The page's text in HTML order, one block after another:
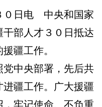
日电 中央和国家
部人才３０日抵达
疆工作。
中央部署，先后共
疆工作。广大援疆
牢记使命、不负重